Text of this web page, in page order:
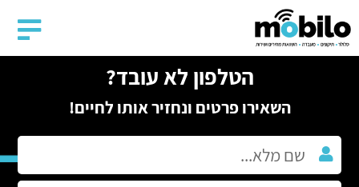
הטלפון לא עובד?
השאירו פרטים ונחזיר אותו לחיים!